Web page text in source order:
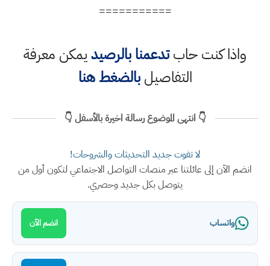
===========
واذا كنت حابتدعمنا بالرصيديمكن معرفة
التفاصيلبالضغط هنا
👇 انتهى الموضوع رسالة اخيرة بالأسفل 👇
لا تفوت جديد التحديثات والشروحات!
انضم الآن إلى عائلتنا عبر منصات التواصل الاجتماعي لتكون أول من
يتوصل بكل جديد وحصري.
واتساب انضم الآن